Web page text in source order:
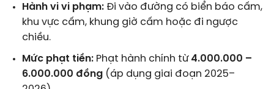
Hành vi vi phạm:Đi vào đường có biển báo cấm,
khu vực cấm, khung giờ cấm hoặc đi ngược
chiều.
Mức phạt tiền:Phạt hành chính từ 4.000.000 –
6.000.000 đồng(áp dụng giai đoạn 2025–